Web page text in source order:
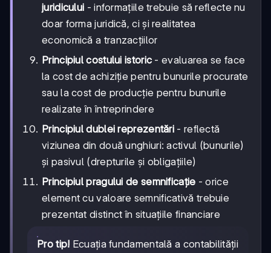
juridicului - informațiile trebuie să reflecte nu
doar forma juridică, ci și realitatea
economică a tranzacțiilor
Principiul costului istoric - evaluarea se face
la cost de achiziție pentru bunurile procurate
sau la cost de producție pentru bunurile
realizate în întreprindere
Principiul dublei reprezentări - reflectă
viziunea din două unghiuri: activul (bunurile)
și pasivul (drepturile și obligațiile)
Principiul pragului de semnificație - orice
element cu valoare semnificativă trebuie
prezentat distinct în situațiile financiare
Pro tip! Ecuația fundamentală a contabilității